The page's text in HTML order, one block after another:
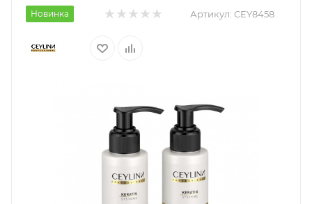
Новинка Артикул: CEY8458